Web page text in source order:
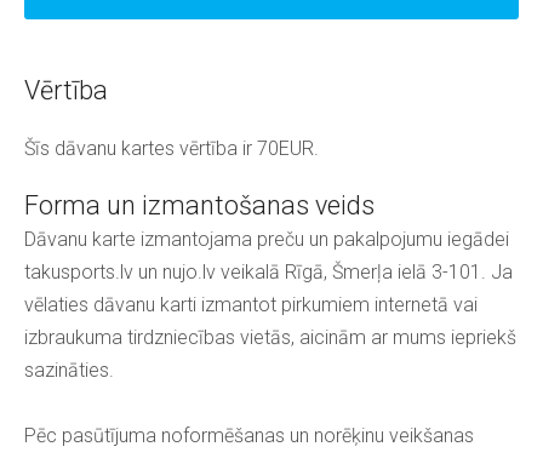
Vērtība
Šīs dāvanu kartes vērtība ir 70EUR.
Forma un izmantošanas veids
Dāvanu karte izmantojama preču un pakalpojumu iegādei
takusports.lv un nujo.lv veikalā Rīgā, Šmerļa ielā 3-101. Ja
vēlaties dāvanu karti izmantot pirkumiem internetā vai
izbraukuma tirdzniecības vietās, aicinām ar mums iepriekš
sazināties.
Pēc pasūtījuma noformēšanas un norēķinu veikšanas